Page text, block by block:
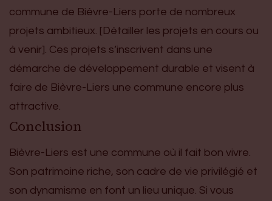
commune de Bièvre-Liers porte de nombreux
projets ambitieux. [Détailler les projets en cours ou
à venir]. Ces projets s’inscrivent dans une
démarche de développement durable et visent à
faire de Bièvre-Liers une commune encore plus
attractive.
Conclusion
Bièvre-Liers est une commune où il fait bon vivre.
Son patrimoine riche, son cadre de vie privilégié et
son dynamisme en font un lieu unique. Si vous